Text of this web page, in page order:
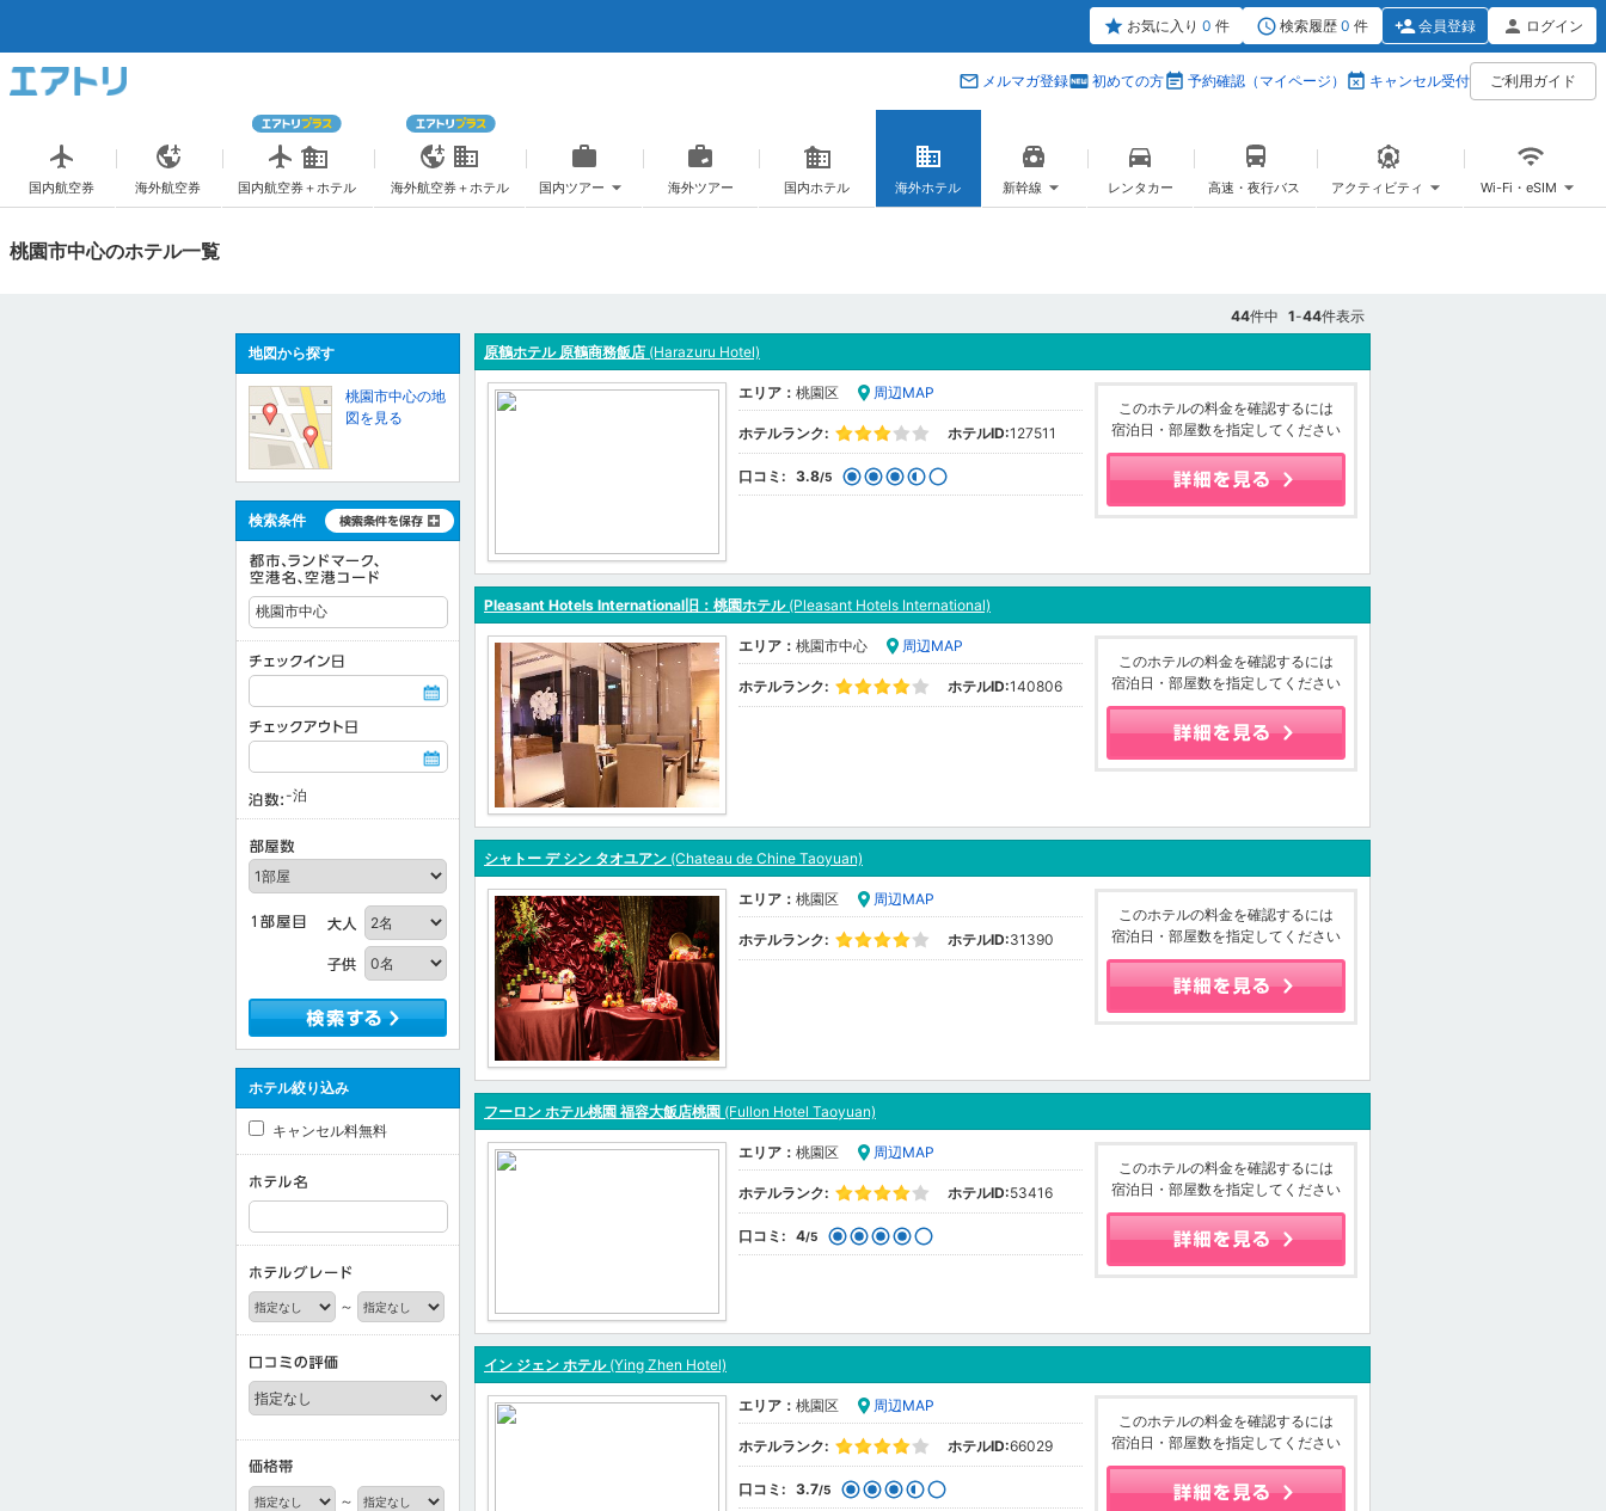
メルマガ登録 初めての方 予約確認（マイページ） キャンセル受付 ご利用ガイド
国内航空券 海外航空券 国内航空券＋ホテル 海外航空券＋ホテル 国内ツアー 海外ツアー 国内ホテル 海外ホテル 新幹線 レンタカー 高速・夜行バス アクティビティ Wi-Fi・eSIM
お気に入り 0 件 検索履歴 0 件 会員登録 ログイン
桃園市中心のホテル一覧
44件中 1-44件表示
原鶴ホテル 原鶴商務飯店 (Harazuru Hotel)
エリア： 桃園区 周辺MAP
ホテルランク: ホテルID:127511
口コミ: 3.8/5
このホテルの料金を確認するには
宿泊日・部屋数を指定してください
Pleasant Hotels International旧：桃園ホテル(Pleasant Hotels International)
エリア： 桃園市中心 周辺MAP
ホテルランク: ホテルID:140806
このホテルの料金を確認するには
宿泊日・部屋数を指定してください
シャトー デ シン タオユアン (Chateau de Chine Taoyuan)
エリア： 桃園区 周辺MAP
ホテルランク: ホテルID:31390
このホテルの料金を確認するには
宿泊日・部屋数を指定してください
フーロン ホテル桃園 福容大飯店桃園 (Fullon Hotel Taoyuan)
エリア： 桃園区 周辺MAP
ホテルランク: ホテルID:53416
口コミ: 4/5
このホテルの料金を確認するには
宿泊日・部屋数を指定してください
イン ジェン ホテル(Ying Zhen Hotel)
エリア： 桃園区 周辺MAP
ホテルランク: ホテルID:66029
口コミ: 3.7/5
このホテルの料金を確認するには
宿泊日・部屋数を指定してください
地図から探す
桃園市中心の地
図を見る
検索条件
-泊
ホテル絞り込み
キャンセル料無料
～
～